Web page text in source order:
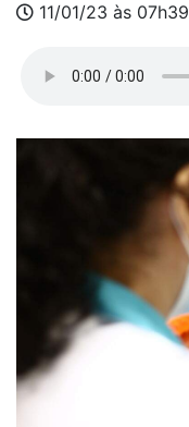
11/01/23 às 07h39